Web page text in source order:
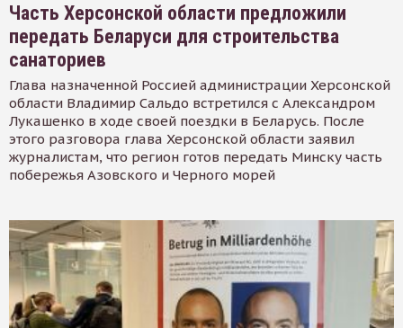
Часть Херсонской области предложили
передать Беларуси для строительства
санаториев
Глава назначенной Россией администрации Херсонской
области Владимир Сальдо встретился с Александром
Лукашенко в ходе своей поездки в Беларусь. После
этого разговора глава Херсонской области заявил
журналистам, что регион готов передать Минску часть
побережья Азовского и Черного морей